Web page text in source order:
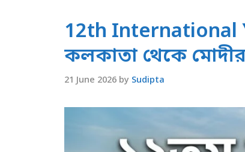
12th International
কলকাতা থেকে
21 June 2026 by Sudipta